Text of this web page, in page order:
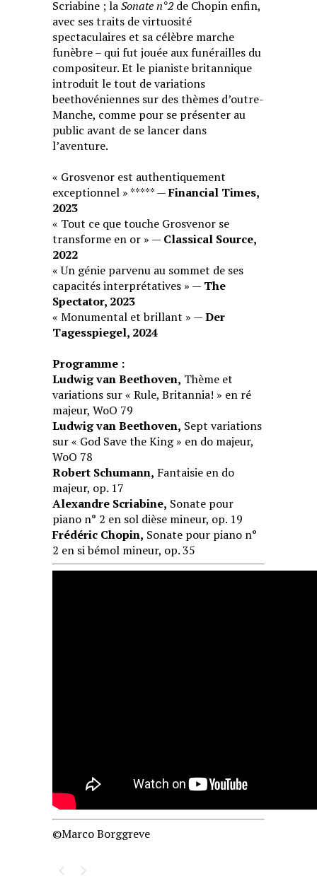
Scriabine ; laSonate n°2de Chopin enfin,
avec ses traits de virtuosité
spectaculaires et sa célèbre marche
funèbre – qui fut jouée aux funérailles du
compositeur. Et le pianiste britannique
introduit le tout de variations
beethovéniennes sur des thèmes d’outre-
Manche, comme pour se présenter au
public avant de se lancer dans
l’aventure.
« Grosvenor est authentiquement
exceptionnel » ***** —Financial Times,
2023
« Tout ce que touche Grosvenor se
transforme en or » — Classical Source,
2022
« Un génie parvenu au sommet de ses
capacités interprétatives » — The
Spectator, 2023
« Monumental et brillant » —Der
Tagesspiegel, 2024
Programme :
Ludwig van Beethoven, Thème et
variations sur « Rule, Britannia! » en ré
majeur, WoO 79
Ludwig van Beethoven, Sept variations
sur « God Save the King » en do majeur,
WoO 78
Robert Schumann, Fantaisie en do
majeur, op. 17
Alexandre Scriabine, Sonate pour
piano n° 2 en sol dièse mineur, op. 19
Frédéric Chopin, Sonate pour piano n°
2 en si bémol mineur, op. 35
©Marco Borggreve